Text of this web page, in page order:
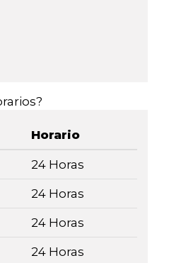
Horario
24 Horas
24 Horas
24 Horas
24 Horas